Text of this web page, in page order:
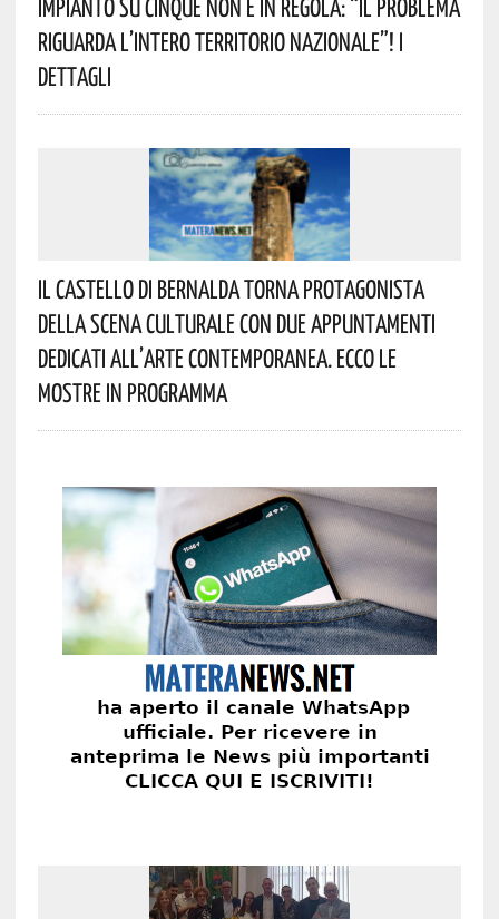
Impianto Su Cinque Non È In Regola: “il Problema
Riguarda L’intero Territorio Nazionale”! I
Dettagli
Il Castello Di Bernalda Torna Protagonista
Della Scena Culturale Con Due Appuntamenti
Dedicati All’arte Contemporanea. Ecco Le
Mostre In Programma